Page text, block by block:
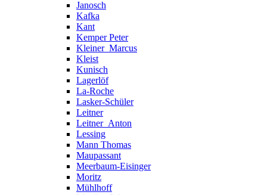
Janosch
Kafka
Kant
Kemper Peter
Kleiner_Marcus
Kleist
Kunisch
Lagerlöf
La-Roche
Lasker-Schüler
Leitner
Leitner_Anton
Lessing
Mann Thomas
Maupassant
Meerbaum-Eisinger
Moritz
Mühlhoff